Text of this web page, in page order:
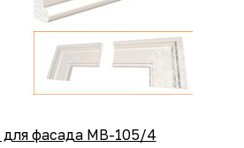
фасада МВ-105/4